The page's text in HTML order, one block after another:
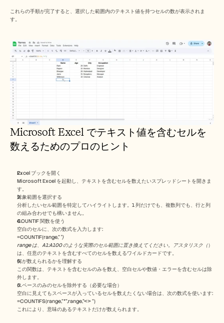
これらの手順が完了すると、選択した範囲内のテキスト値を持つセルの数が表示されま
す。
Microsoft Excel でテキスト値を含むセルを
数えるためのプロのヒント
Excel ブックを開く
Microsoft Excel を起動し、テキストを含むセルを数えたいスプレッドシートを開きま
す。
対象範囲を選択する
分析したいセル範囲を特定してハイライトします。1 列だけでも、複数列でも、行と列
の組み合わせでも構いません。
COUNTIF 関数を使う
空白のセルに、次の数式を入力します:
=COUNTIF(range,"")
range は、A1:A100 のような実際のセル範囲に置き換えてください。アスタリスク（）
は、任意のテキストを含むすべてのセルを数えるワイルドカードです。
何が数えられるかを理解する
この関数は、テキストを含むセルのみを数え、空白セルや数値・エラーを含むセルは除
外します。
スペースのみのセルを除外する（必要な場合）
空白に見えてもスペースが入っているセルを数えたくない場合は、次の数式を使います:
=COUNTIFS(range,"*",range,"<> ")
これにより、意味のあるテキストだけが数えられます。